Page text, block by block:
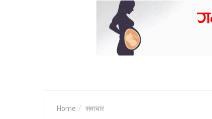
Home समाचार